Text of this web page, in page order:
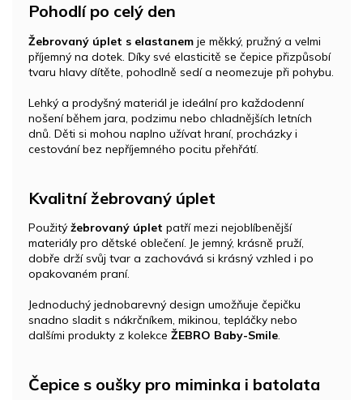
Pohodlí po celý den
Žebrovaný úplet s elastanem je měkký, pružný a velmi
příjemný na dotek. Díky své elasticitě se čepice přizpůsobí
tvaru hlavy dítěte, pohodlně sedí a neomezuje při pohybu.
Lehký a prodyšný materiál je ideální pro každodenní
nošení během jara, podzimu nebo chladnějších letních
dnů. Děti si mohou naplno užívat hraní, procházky i
cestování bez nepříjemného pocitu přehřátí.
Kvalitní žebrovaný úplet
Použitý žebrovaný úplet patří mezi nejoblíbenější
materiály pro dětské oblečení. Je jemný, krásně pruží,
dobře drží svůj tvar a zachovává si krásný vzhled i po
opakovaném praní.
Jednoduchý jednobarevný design umožňuje čepičku
snadno sladit s nákrčníkem, mikinou, tepláčky nebo
dalšími produkty z kolekce ŽEBRO Baby-Smile.
Čepice s oušky pro miminka i batolata